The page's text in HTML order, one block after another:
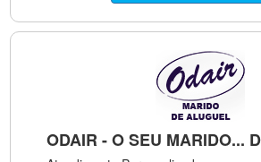
ODAIR - O SEU MARIDO...